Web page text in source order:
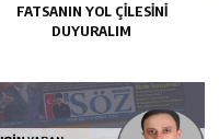
FATSANIN YOL ÇİLESİNİ
DUYURALIM